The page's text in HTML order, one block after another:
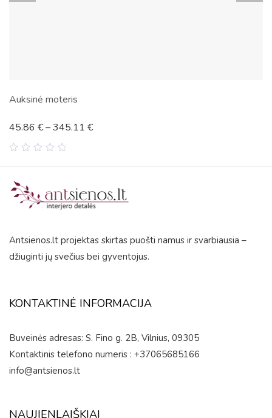
Auksinė moteris
5
45.86 €–345.11 €
Antsienos.lt projektas skirtas puošti namus ir svarbiausia –
džiuginti jų svečius bei gyventojus.
KONTAKTINĖ INFORMACIJA
Buveinės adresas: S. Fino g. 2B, Vilnius, 09305
Kontaktinis telefono numeris : +37065685166
info@antsienos.lt
NAUJIENLAIŠKIAI